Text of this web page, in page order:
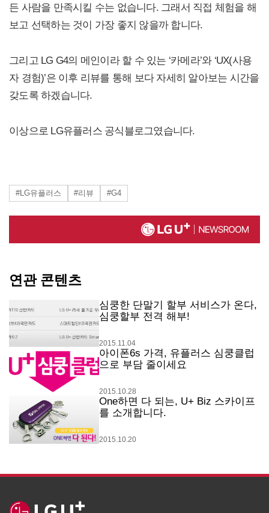
든 사람을 만족시킬 수는 없습니다. 그래서 직접 체험을 해
보고 선택하는 것이 가장 좋지 않을까 합니다.
그리고 LG G4의 메인이라 할 수 있는 ‘카메라’와 ‘UX(사용
자 경험)’은 이후 리뷰를 통해 보다 자세히 알아보는 시간을
갖도록 하겠습니다.
이상으로 LG유플러스 공식블로그였습니다.
#LG유플러스 #리뷰 #G4
연관 콘텐츠
심쿵한 단말기 할부 서비스가 온다,
심쿵할부 전격 해부!
2015.11.04
아이폰6s 가격, 유플러스 심쿵클럽
으로 부담 줄이세요
2015.10.28
One하면 다 되는, U+ Biz 스카이프
를 소개합니다.
2015.10.20